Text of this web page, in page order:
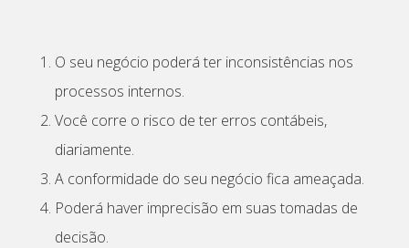
O seu negócio poderá ter inconsistências nos
processos internos.
Você corre o risco de ter erros contábeis,
diariamente.
A conformidade do seu negócio fica ameaçada.
Poderá haver imprecisão em suas tomadas de
decisão.